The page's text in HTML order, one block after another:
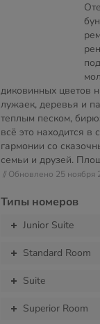
диковинных цветов
лужаек, деревья и
теплым песком,
всё это находится в
гармонии со
семьи и друзей.
// Обновлено 25 ноября
Типы номеров
Junior Suite
Standard Room
Suite
Superior Room